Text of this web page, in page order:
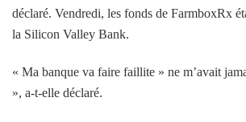
déclaré. Vendredi, les fonds de FarmboxRx
la Silicon Valley Bank.
« Ma banque va faire faillite » ne m’avait
», a-t-elle déclaré.